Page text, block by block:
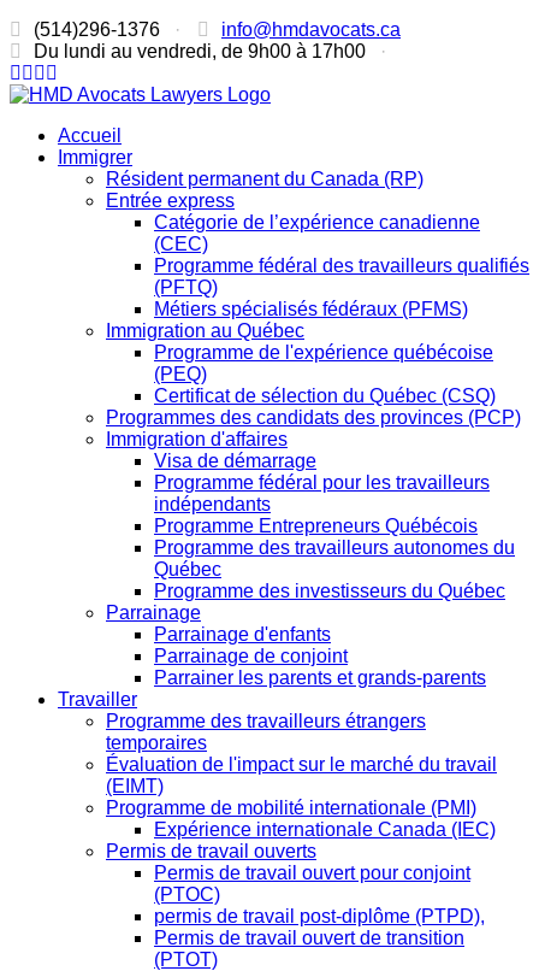
(514)296-1376
·
info@hmdavocats.ca
Du lundi au vendredi, de 9h00 à 17h00
·
Accueil
Immigrer
Résident permanent du Canada (RP)
Entrée express
Catégorie de l’expérience canadienne
(CEC)
Programme fédéral des travailleurs qualifiés
(PFTQ)
Métiers spécialisés fédéraux (PFMS)
Immigration au Québec
Programme de l'expérience québécoise
(PEQ)
Certificat de sélection du Québec (CSQ)
Programmes des candidats des provinces (PCP)
Immigration d'affaires
Visa de démarrage
Programme fédéral pour les travailleurs
indépendants
Programme Entrepreneurs Québécois
Programme des travailleurs autonomes du
Québec
Programme des investisseurs du Québec
Parrainage
Parrainage d'enfants
Parrainage de conjoint
Parrainer les parents et grands-parents
Travailler
Programme des travailleurs étrangers
temporaires
Évaluation de l'impact sur le marché du travail
(EIMT)
Programme de mobilité internationale (PMI)
Expérience internationale Canada (IEC)
Permis de travail ouverts
Permis de travail ouvert pour conjoint
(PTOC)
permis de travail post-diplôme (PTPD),
Permis de travail ouvert de transition
(PTOT)